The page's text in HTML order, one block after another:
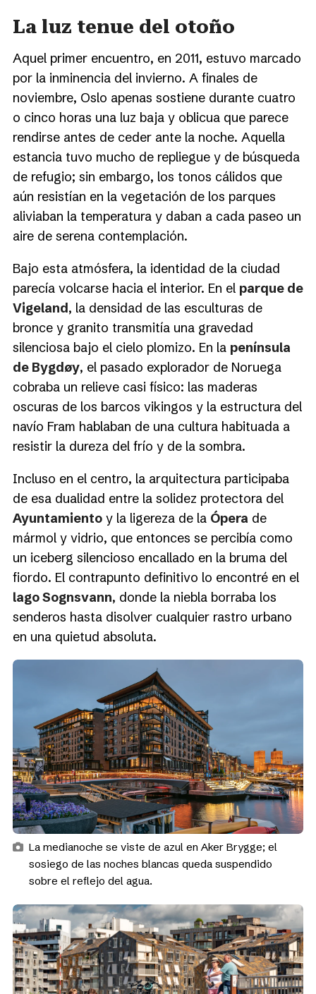
La luz tenue del otoño
Aquel primer encuentro, en 2011, estuvo marcado
por la inminencia del invierno. A finales de
noviembre, Oslo apenas sostiene durante cuatro
o cinco horas una luz baja y oblicua que parece
rendirse antes de ceder ante la noche. Aquella
estancia tuvo mucho de repliegue y de búsqueda
de refugio; sin embargo, los tonos cálidos que
aún resistían en la vegetación de los parques
aliviaban la temperatura y daban a cada paseo un
aire de serena contemplación.
Bajo esta atmósfera, la identidad de la ciudad
parecía volcarse hacia el interior. En el parque de
Vigeland, la densidad de las esculturas de
bronce y granito transmitía una gravedad
silenciosa bajo el cielo plomizo. En la península
de Bygdøy, el pasado explorador de Noruega
cobraba un relieve casi físico: las maderas
oscuras de los barcos vikingos y la estructura del
navío Fram hablaban de una cultura habituada a
resistir la dureza del frío y de la sombra.
Incluso en el centro, la arquitectura participaba
de esa dualidad entre la solidez protectora del
Ayuntamiento y la ligereza de la Ópera de
mármol y vidrio, que entonces se percibía como
un iceberg silencioso encallado en la bruma del
fiordo. El contrapunto definitivo lo encontré en el
lago Sognsvann, donde la niebla borraba los
senderos hasta disolver cualquier rastro urbano
en una quietud absoluta.
La medianoche se viste de azul en Aker Brygge; el
sosiego de las noches blancas queda suspendido
sobre el reflejo del agua.